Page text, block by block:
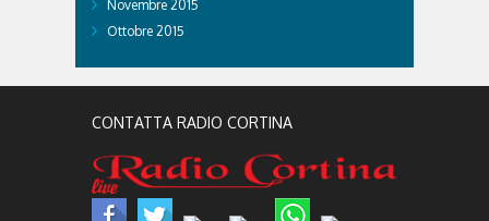
Novembre 2015
Ottobre 2015
CONTATTA RADIO CORTINA